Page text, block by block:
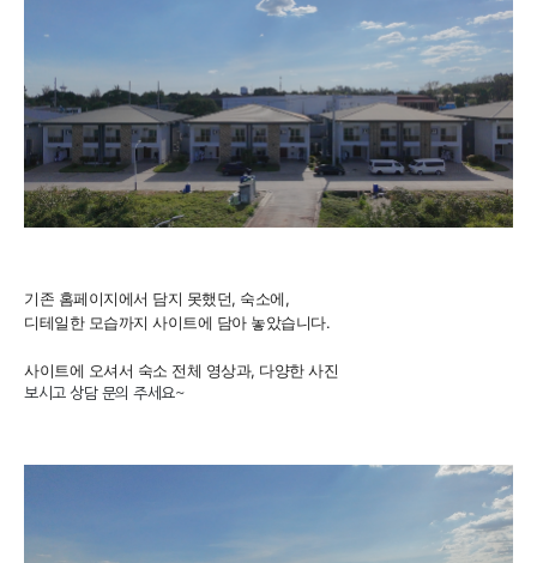
기존 홈페이지에서 담지 못했던, 숙소에,
디테일한 모습까지 사이트에 담아 놓았습니다.
사이트에 오셔서 숙소 전체 영상과, 다양한 사진
보시고 상담 문의 주세요~